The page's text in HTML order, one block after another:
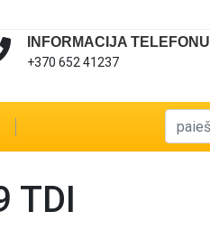
INFORMACIJA TELEFONU
+370 652 41237
TDI